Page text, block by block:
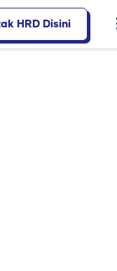
HRD Disini